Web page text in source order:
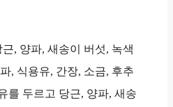
, 양파, 새송이 버섯, 녹색
, 식용유, 간장, 소금, 후추
를 두르고 당근, 양파, 새송